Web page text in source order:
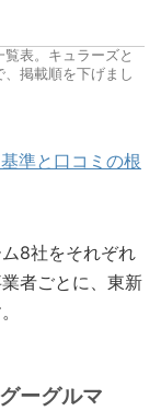
表。キュラーズと
掲載順を下げまし
準と口コミの根
8社をそれぞれ
者ごとに、東新
ーグルマ